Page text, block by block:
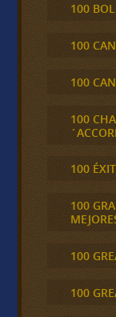
100
100
100
100
100
100
100
100